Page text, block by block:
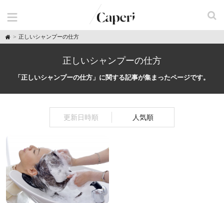
H
o
正しいシャンプーの仕方
正しいシャンプーの仕方
「正しいシャンプーの仕方」に関する記事が集まったページです。
更新日時順 人気順